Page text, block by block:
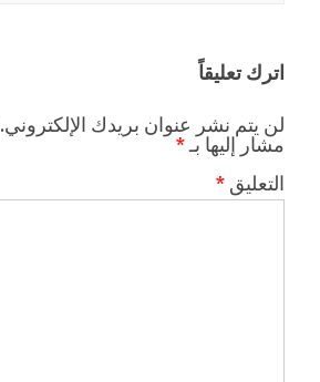
اترك تعليقاً
لن يتم نشر عنوان بريدك الإلكتروني.
مشار إليها بـ *
التعليق *